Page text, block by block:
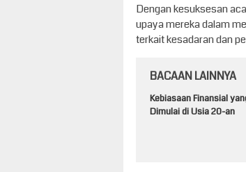
Dengan kesuksesan
upaya mereka dalam
terkait kesadaran dan
BACAAN LAINNYA
Kebiasaan Finansial
Dimulai di Usia 20-an